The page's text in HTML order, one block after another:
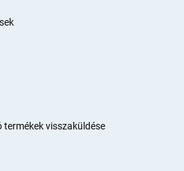
termékek visszaküldése